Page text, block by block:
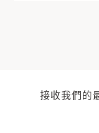
接收我們的